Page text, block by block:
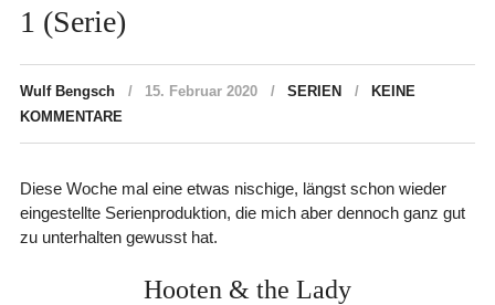
1 (Serie)
Wulf Bengsch 15. Februar 2020 SERIEN
KEINE
KOMMENTARE
Diese Woche mal eine etwas nischige, längst schon wieder
eingestellte Serienproduktion, die mich aber dennoch ganz gut
zu unterhalten gewusst hat.
Hooten & the Lady